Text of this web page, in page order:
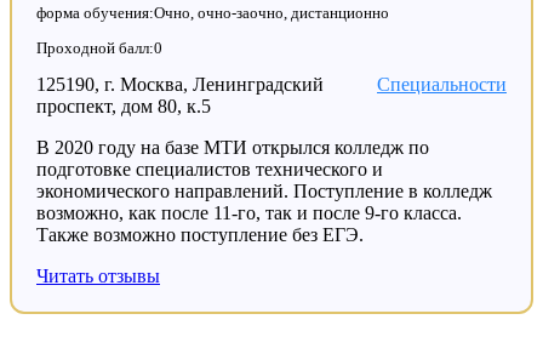
форма обучения:Очно, очно-заочно, дистанционно
Проходной балл:0
Специальности
125190, г. Москва, Ленинградский
проспект, дом 80, к.5
В 2020 году на базе МТИ открылся колледж по
подготовке специалистов технического и
экономического направлений. Поступление в колледж
возможно, как после 11-го, так и после 9-го класса.
Также возможно поступление без ЕГЭ.
Читать отзывы